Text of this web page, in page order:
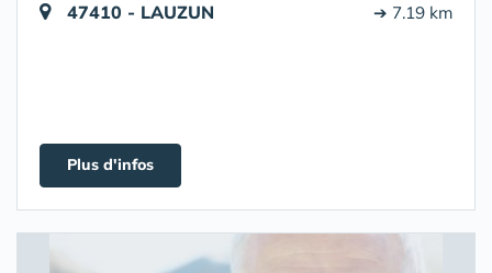
47410 - LAUZUN ➔ 7.19 km
Plus d'infos